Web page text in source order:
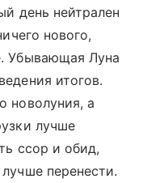
день нейтрален
нового,
Убывающая Луна
итогов.
новолуния, а
лучше
ссор и обид,
перенести.